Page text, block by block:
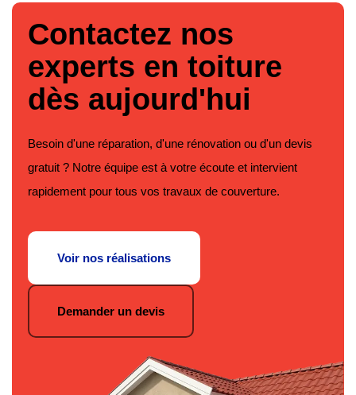
Contactez nos
experts en toiture
dès aujourd'hui
Besoin d'une réparation, d'une rénovation ou d'un devis
gratuit ? Notre équipe est à votre écoute et intervient
rapidement pour tous vos travaux de couverture.
Voir nos réalisations
Demander un devis